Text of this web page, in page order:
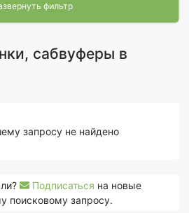
фильтр
сабвуферы в
запросу не найдено
Подписаться на новые
поисковому запросу.